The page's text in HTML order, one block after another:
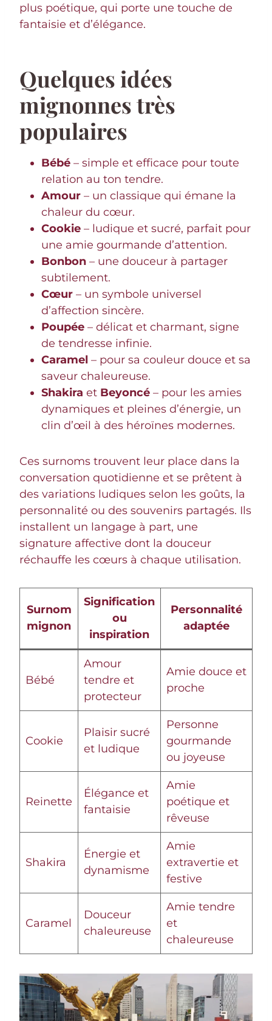
plus poétique, qui porte une touche de
fantaisie et d’élégance.
Quelques idées
mignonnes très
populaires
Bébé – simple et efficace pour toute
relation au ton tendre.
Amour – un classique qui émane la
chaleur du cœur.
Cookie – ludique et sucré, parfait pour
une amie gourmande d’attention.
Bonbon – une douceur à partager
subtilement.
Cœur – un symbole universel
d’affection sincère.
Poupée – délicat et charmant, signe
de tendresse infinie.
Caramel – pour sa couleur douce et sa
saveur chaleureuse.
Shakira et Beyoncé – pour les amies
dynamiques et pleines d’énergie, un
clin d’œil à des héroïnes modernes.
Ces surnoms trouvent leur place dans la
conversation quotidienne et se prêtent à
des variations ludiques selon les goûts, la
personnalité ou des souvenirs partagés. Ils
installent un langage à part, une
signature affective dont la douceur
réchauffe les cœurs à chaque utilisation.
Surnom
mignon
Signification
ou
inspiration
Personnalité
adaptée
Bébé
Amour
tendre et
protecteur
Amie douce et
proche
Cookie
Plaisir sucré
et ludique
Personne
gourmande
ou joyeuse
Reinette
Élégance et
fantaisie
Amie
poétique et
rêveuse
Shakira
Énergie et
dynamisme
Amie
extravertie et
festive
Caramel
Douceur
chaleureuse
Amie tendre
et
chaleureuse